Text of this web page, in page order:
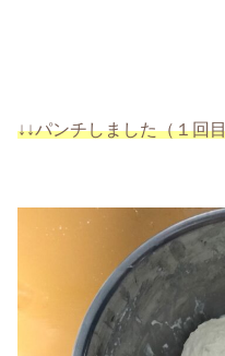
↓↓パンチしました（１回